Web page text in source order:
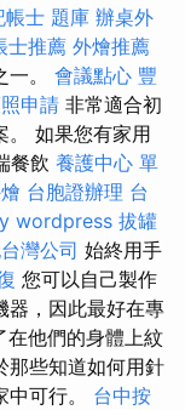
帳士 題庫 辦桌外
士推薦 外燴推薦
。 會議點心 豐
申請 非常適合初
。 如果您有家用
餐飲 養護中心 單
台胞證辦理 台
wordpress 拔罐
灣公司 始終用手
您可以自己製作
器，因此最好在專
在他們的身體上紋
那些知道如何用針
可行。 台中按